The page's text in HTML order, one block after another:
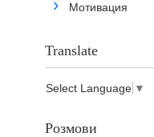
Мотивация
Translate
Select Language ▼
Розмови